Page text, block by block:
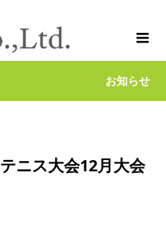
お知らせ
ニス大会12月大会